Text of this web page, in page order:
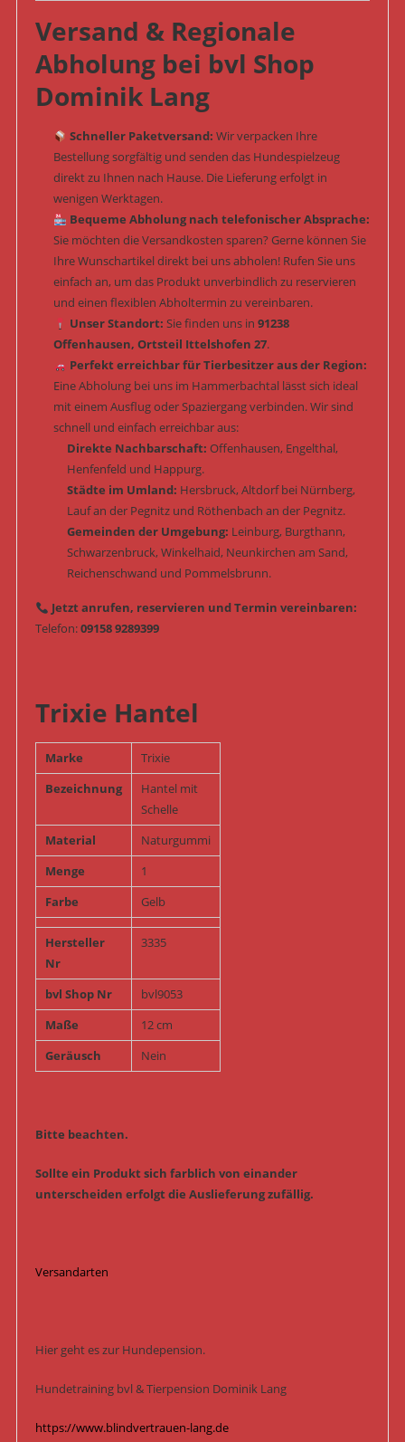
Versand & Regionale
Abholung bei bvl Shop
Dominik Lang
Schneller Paketversand: Wir verpacken Ihre
Bestellung sorgfältig und senden das Hundespielzeug
direkt zu Ihnen nach Hause. Die Lieferung erfolgt in
wenigen Werktagen.
Bequeme Abholung nach telefonischer Absprache:
Sie möchten die Versandkosten sparen? Gerne können Sie
Ihre Wunschartikel direkt bei uns abholen! Rufen Sie uns
einfach an, um das Produkt unverbindlich zu reservieren
und einen flexiblen Abholtermin zu vereinbaren.
Unser Standort: Sie finden uns in 91238
Offenhausen, Ortsteil Ittelshofen 27.
Perfekt erreichbar für Tierbesitzer aus der Region:
Eine Abholung bei uns im Hammerbachtal lässt sich ideal
mit einem Ausflug oder Spaziergang verbinden. Wir sind
schnell und einfach erreichbar aus:
Direkte Nachbarschaft: Offenhausen, Engelthal,
Henfenfeld und Happurg.
Städte im Umland: Hersbruck, Altdorf bei Nürnberg,
Lauf an der Pegnitz und Röthenbach an der Pegnitz.
Gemeinden der Umgebung: Leinburg, Burgthann,
Schwarzenbruck, Winkelhaid, Neunkirchen am Sand,
Reichenschwand und Pommelsbrunn.
Jetzt anrufen, reservieren und Termin vereinbaren:
Telefon:09158 9289399
Trixie Hantel
Marke
Trixie
Bezeichnung
Hantel mit
Schelle
Material
Naturgummi
Menge
1
Farbe
Gelb
Hersteller
Nr
3335
bvl Shop Nr
bvl9053
Maße
12 cm
Geräusch
Nein
Bitte beachten.
Sollte ein Produkt sich farblich von einander
unterscheiden erfolgt die Auslieferung zufällig.
Versandarten
Hier geht es zur Hundepension.
Hundetraining bvl & Tierpension Dominik Lang
https://www.blindvertrauen-lang.de